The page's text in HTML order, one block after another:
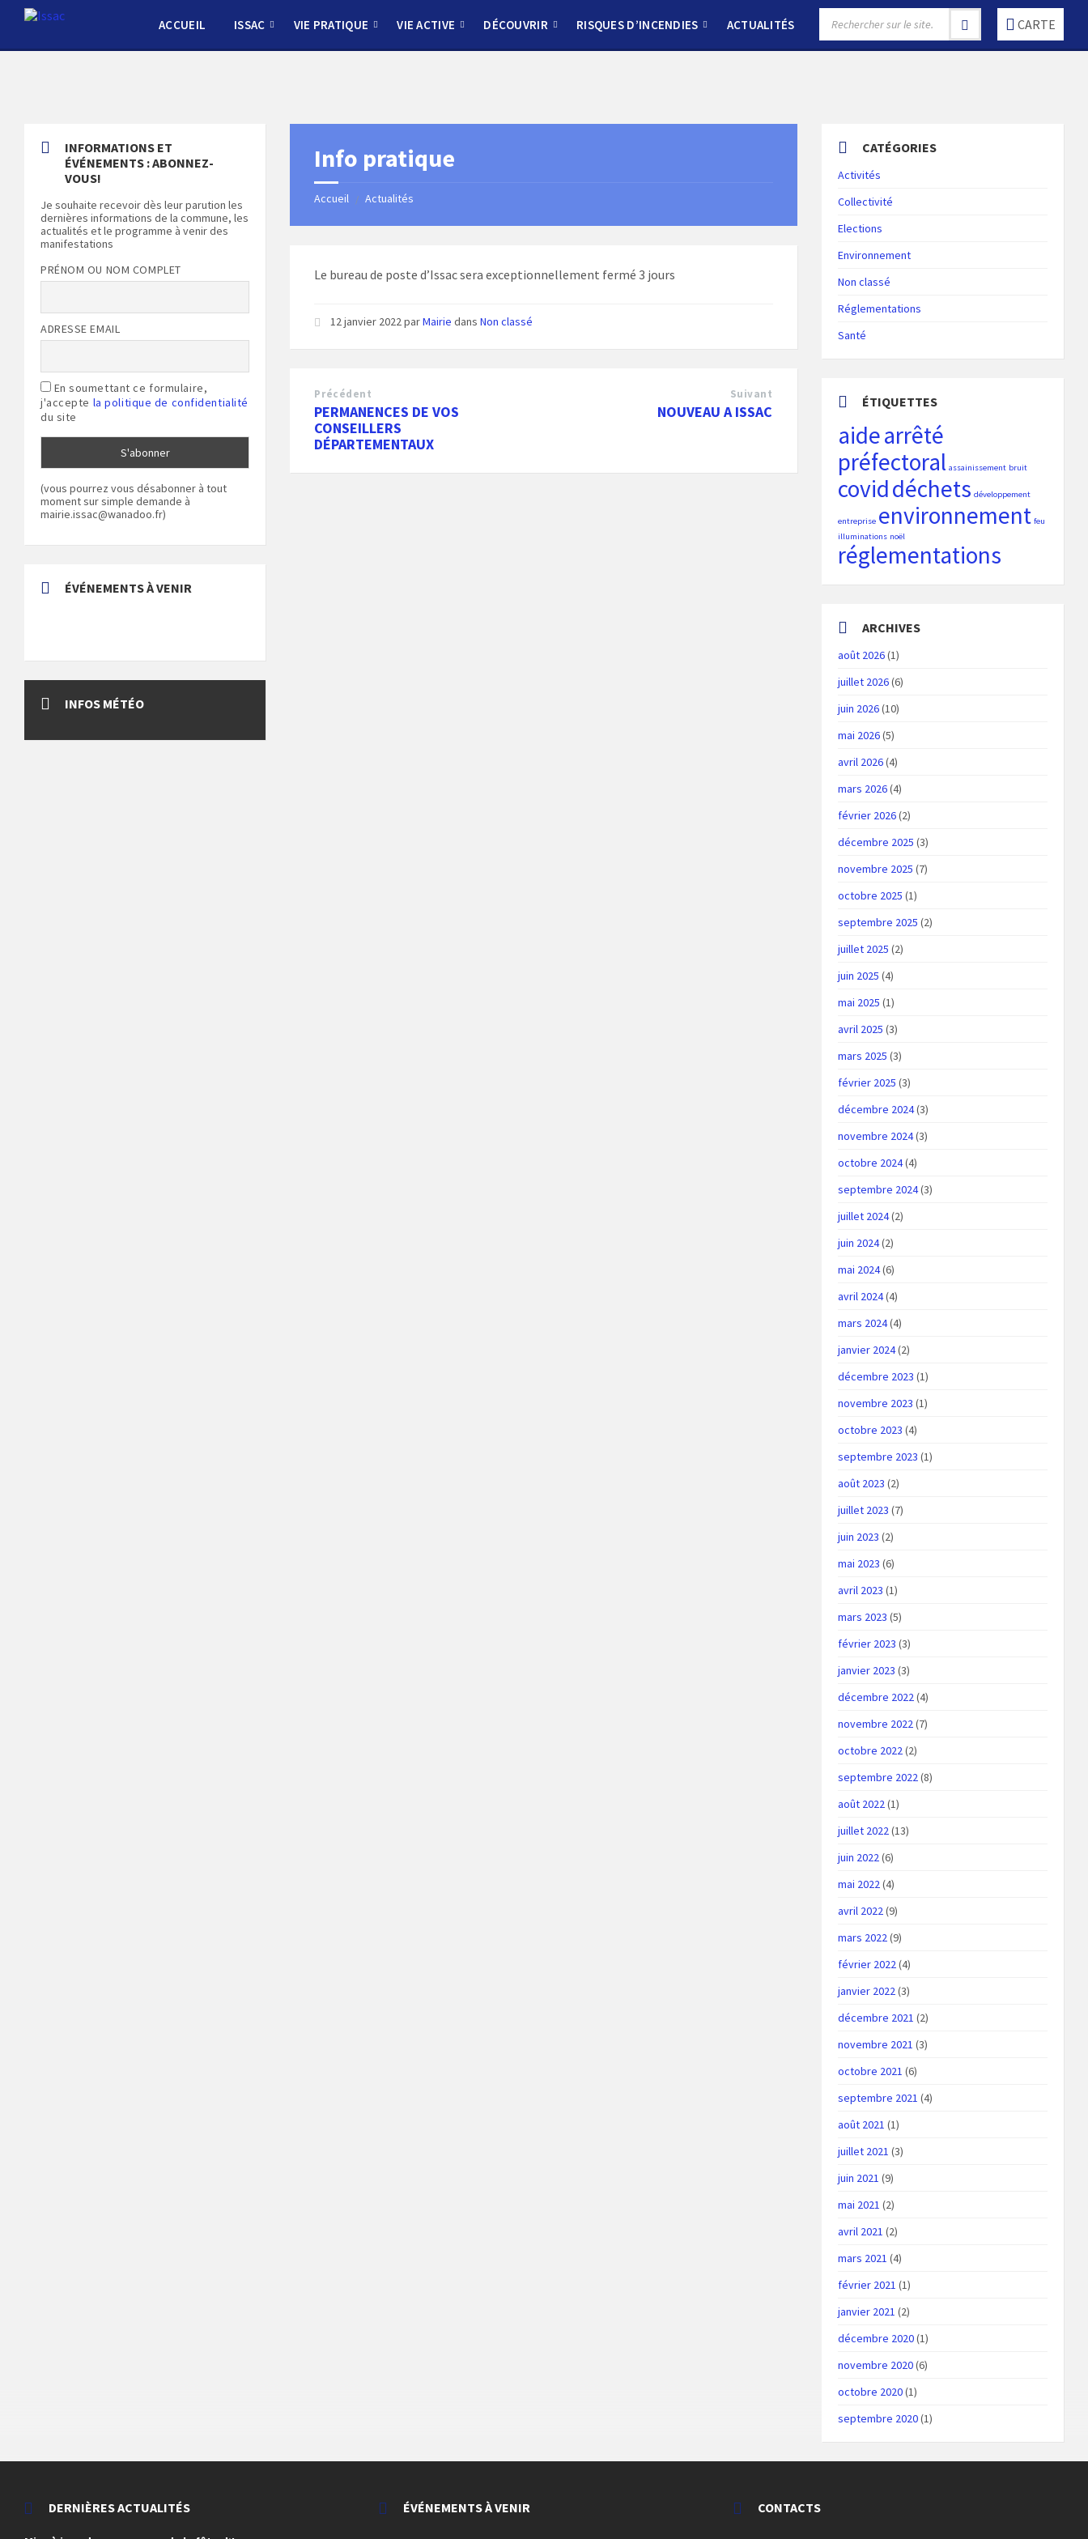
sidebar
sidebar
ACCUEIL ISSAC VIE PRATIQUE VIE ACTIVE DÉCOUVRIR RISQUES D’INCENDIES ACTUALITÉS CARTE
Info pratique
Accueil / Actualités
Le bureau de poste d’Issac sera exceptionnellement fermé 3 jours
12 janvier 2022parMairie dansNon classé
Précédent
PERMANENCES DE VOS
CONSEILLERS
DÉPARTEMENTAUX
Suivant
NOUVEAU A ISSAC
INFORMATIONS ET
ÉVÉNEMENTS : ABONNEZ-
VOUS!
Je souhaite recevoir dès leur parution les
dernières informations de la commune, les
actualités et le programme à venir des
manifestations
PRÉNOM OU NOM COMPLET
ADRESSE EMAIL
En soumettant ce formulaire,
j'accepte la politique de confidentialité
du site
(vous pourrez vous désabonner à tout
moment sur simple demande à
mairie.issac@wanadoo.fr)
ÉVÉNEMENTS À VENIR
INFOS MÉTÉO
CATÉGORIES
Activités
Collectivité
Elections
Environnement
Non classé
Réglementations
Santé
ÉTIQUETTES
aidearrêté
préfectoral assainissement bruit
coviddéchets développement
entreprise environnement feu
illuminations noël
réglementations
ARCHIVES
août 2026(1)
juillet 2026(6)
juin 2026(10)
mai 2026(5)
avril 2026(4)
mars 2026(4)
février 2026(2)
décembre 2025 (3)
novembre 2025 (7)
octobre 2025 (1)
septembre 2025 (2)
juillet 2025 (2)
juin 2025 (4)
mai 2025 (1)
avril 2025 (3)
mars 2025 (3)
février 2025 (3)
décembre 2024(3)
novembre 2024(3)
octobre 2024(4)
septembre 2024(3)
juillet 2024(2)
juin 2024(2)
mai 2024(6)
avril 2024(4)
mars 2024(4)
janvier 2024(2)
décembre 2023 (1)
novembre 2023 (1)
octobre 2023 (4)
septembre 2023 (1)
août 2023 (2)
juillet 2023 (7)
juin 2023 (2)
mai 2023 (6)
avril 2023 (1)
mars 2023 (5)
février 2023 (3)
janvier 2023 (3)
décembre 2022(4)
novembre 2022(7)
octobre 2022(2)
septembre 2022(8)
août 2022(1)
juillet 2022(13)
juin 2022(6)
mai 2022(4)
avril 2022(9)
mars 2022(9)
février 2022(4)
janvier 2022(3)
décembre 2021 (2)
novembre 2021 (3)
octobre 2021 (6)
septembre 2021 (4)
août 2021 (1)
juillet 2021 (3)
juin 2021 (9)
mai 2021 (2)
avril 2021 (2)
mars 2021 (4)
février 2021 (1)
janvier 2021 (2)
décembre 2020(1)
novembre 2020(6)
octobre 2020(1)
septembre 2020(1)
DERNIÈRES ACTUALITÉS ÉVÉNEMENTS À VENIR CONTACTS